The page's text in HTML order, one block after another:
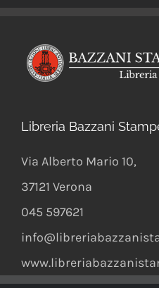
Libreria Bazzani
Via Alberto Mario 10,
37121 Verona
045 597621